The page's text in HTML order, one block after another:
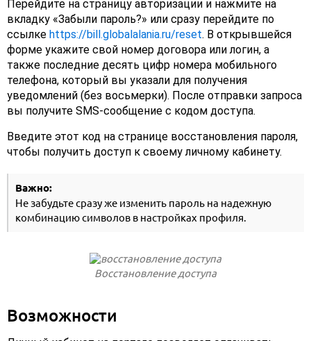
Перейдите на страницу авторизации и нажмите на
вкладку «Забыли пароль?» или сразу перейдите по
ссылке https://bill.globalalania.ru/reset. В открывшейся
форме укажите свой номер договора или логин, а
также последние десять цифр номера мобильного
телефона, который вы указали для получения
уведомлений (без восьмерки). После отправки запроса
вы получите SMS-сообщение с кодом доступа.
Введите этот код на странице восстановления пароля,
чтобы получить доступ к своему личному кабинету.
Важно:
Не забудьте сразу же изменить пароль на надежную
комбинацию символов в настройках профиля.
Восстановление доступа
Возможности